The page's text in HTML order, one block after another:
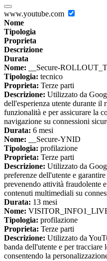
www.youtube.com
Nome
Tipologia
Proprieta
Descrizione
Durata
Nome: __Secure-
Tipologia: tecnico
Proprieta: Terze parti
Descrizione: Utilizzato da
dell'esperienza utente durante il
funzionalità e per assicurare la
navigazione su connessioni
Durata: 6 mesi
Nome: __Secure-YNID
Tipologia: profilazione
Proprieta: Terze parti
Descrizione: Utilizzato da
preferenze dell'utente e
prevenendo attività fraudolente
contenuti multimediali su
Durata: 13 mesi
Nome:
Tipologia: profilazione
Proprieta: Terze parti
Descrizione: Utilizzato da
banda dell'utente e per
consentendo la